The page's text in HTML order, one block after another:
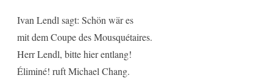
Ivan Lendl sagt: Schön wär es
mit dem Coupe des Mousquétaires.
Herr Lendl, bitte hier entlang!
Éliminé! ruft Michael Chang.